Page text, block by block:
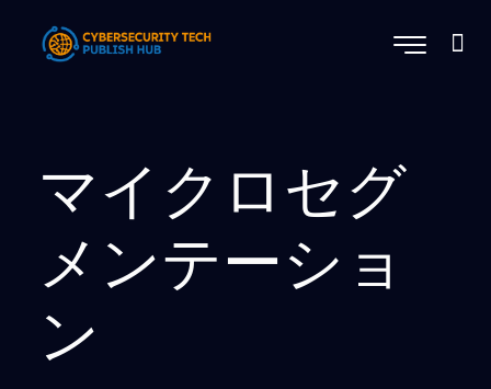
マイクロセグ
メンテーショ
ン